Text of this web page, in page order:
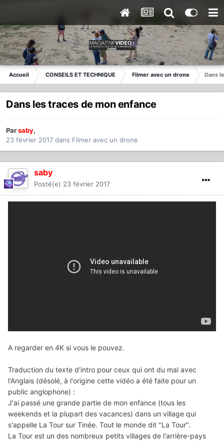
Accueil CONSEILS ET TECHNIQUE Filmer avec un drone Dans
Dans les traces de mon enfance
Parsaby,
23 février 2017 dans Filmer avec un drone
saby
Posté(e) 23 février 2017
A regarder en 4K si vous le pouvez.
Traduction du texte d'intro pour ceux qui ont du mal avec
l'Anglais (désolé, à l'origine cette vidéo a été faite pour un
public anglophone) :
J'ai passé une grande partie de mon enfance (tous les
weekends et la plupart des vacances) dans un village qui
s'appelle La Tour sur Tinée. Tout le monde dit "La Tour".
La Tour est un des nombreux petits villages de l'arrière-pays